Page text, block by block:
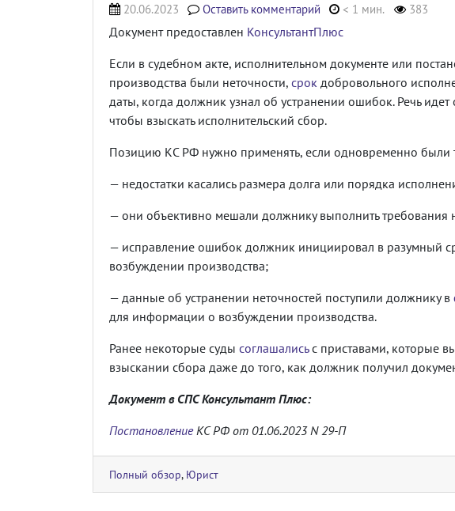
20.06.2023 Оставить комментарий < 1 мин. 383
Документ предоставлен КонсультантПлюс
Если в судебном акте, исполнительном документе или
производства были неточности, срок добровольного
даты, когда должник узнал об устранении ошибок. Речь идет
чтобы взыскать исполнительский сбор.
Позицию КС РФ нужно применять, если одновременно были
— недостатки касались размера долга или порядка
— они объективно мешали должнику выполнить
— исправление ошибок должник инициировал в разумный
возбуждении производства;
— данные об устранении неточностей поступили должнику в
для информации о возбуждении производства.
Ранее некоторые суды соглашалисьс приставами, которые
взыскании сбора даже до того, как должник получил
Документ в СПС Консультант Плюс:
ПостановлениеКС РФ от 01.06.2023 N 29-П
Полный обзор, Юрист